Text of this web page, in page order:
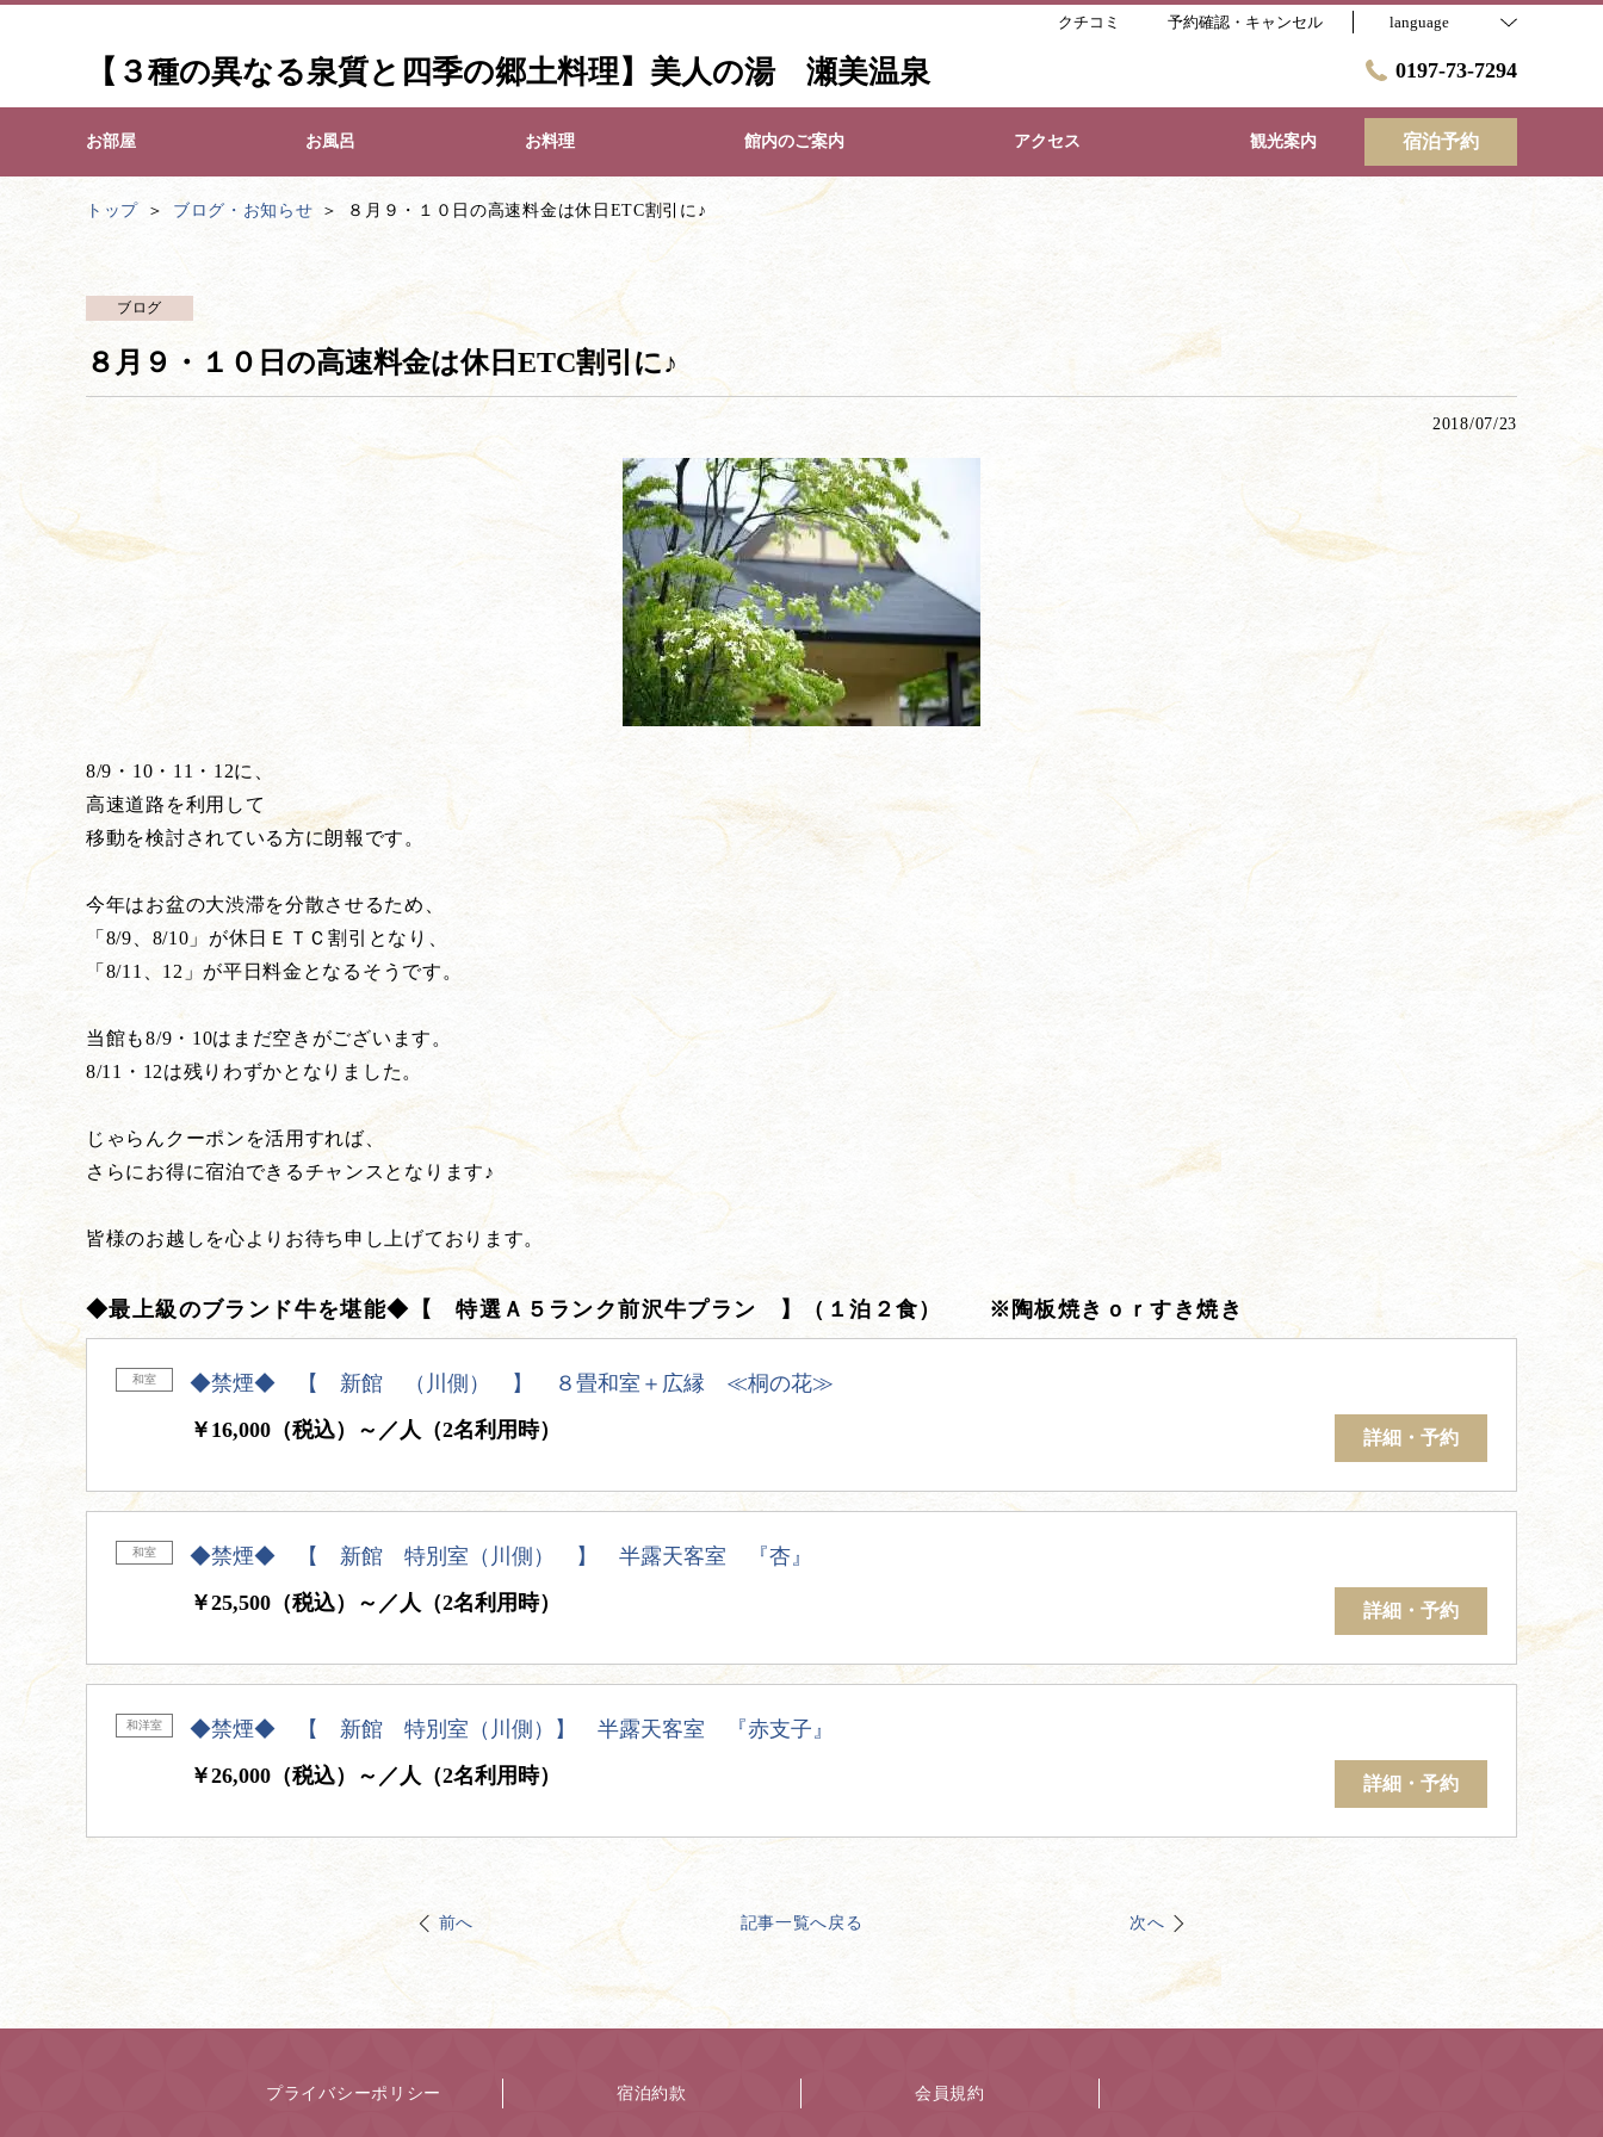
クチコミ 予約確認・キャンセル language
【３種の異なる泉質と四季の郷土料理】美人の湯 瀬美温泉 0197-73-7294
お部屋 お風呂 お料理 館内のご案内 アクセス 観光案内 宿泊予約
トップ ブログ・お知らせ ８月９・１０日の高速料金は休日ETC割引に♪
ブログ
８月９・１０日の高速料金は休日ETC割引に♪
2018/07/23
8/9・10・11・12に、
高速道路を利用して
移動を検討されている方に朗報です。
今年はお盆の大渋滞を分散させるため、
「8/9、8/10」が休日ＥＴＣ割引となり、
「8/11、12」が平日料金となるそうです。
当館も8/9・10はまだ空きがございます。
8/11・12は残りわずかとなりました。
じゃらんクーポンを活用すれば、
さらにお得に宿泊できるチャンスとなります♪
皆様のお越しを心よりお待ち申し上げております。
◆最上級のブランド牛を堪能◆【 特選Ａ５ランク前沢牛プラン 】（１泊２食） ※陶板焼きｏｒすき焼き
和室
◆禁煙◆ 【 新館 （川側） 】 ８畳和室＋広縁 ≪桐の花≫
￥16,000（税込）～／人（2名利用時）
詳細・予約
和室
◆禁煙◆ 【 新館 特別室（川側） 】 半露天客室 『杏』
￥25,500（税込）～／人（2名利用時）
詳細・予約
和洋室
◆禁煙◆ 【 新館 特別室（川側）】 半露天客室 『赤支子』
￥26,000（税込）～／人（2名利用時）
詳細・予約
前へ 記事一覧へ戻る 次へ
プライバシーポリシー 宿泊約款 会員規約